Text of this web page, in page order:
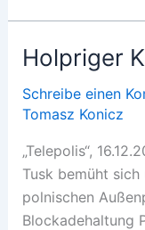
der
Holpriger
Schreibe einen
Tomasz Konicz
„Telepolis“,
Tusk bemüht
polnischen
Blockadehaltung